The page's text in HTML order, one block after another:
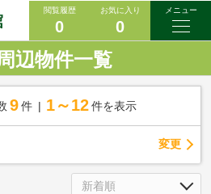
閲覧履歴
0
お気に入り
0
メニュー
辺物件一覧
9 件 1～12 件を表示
変更